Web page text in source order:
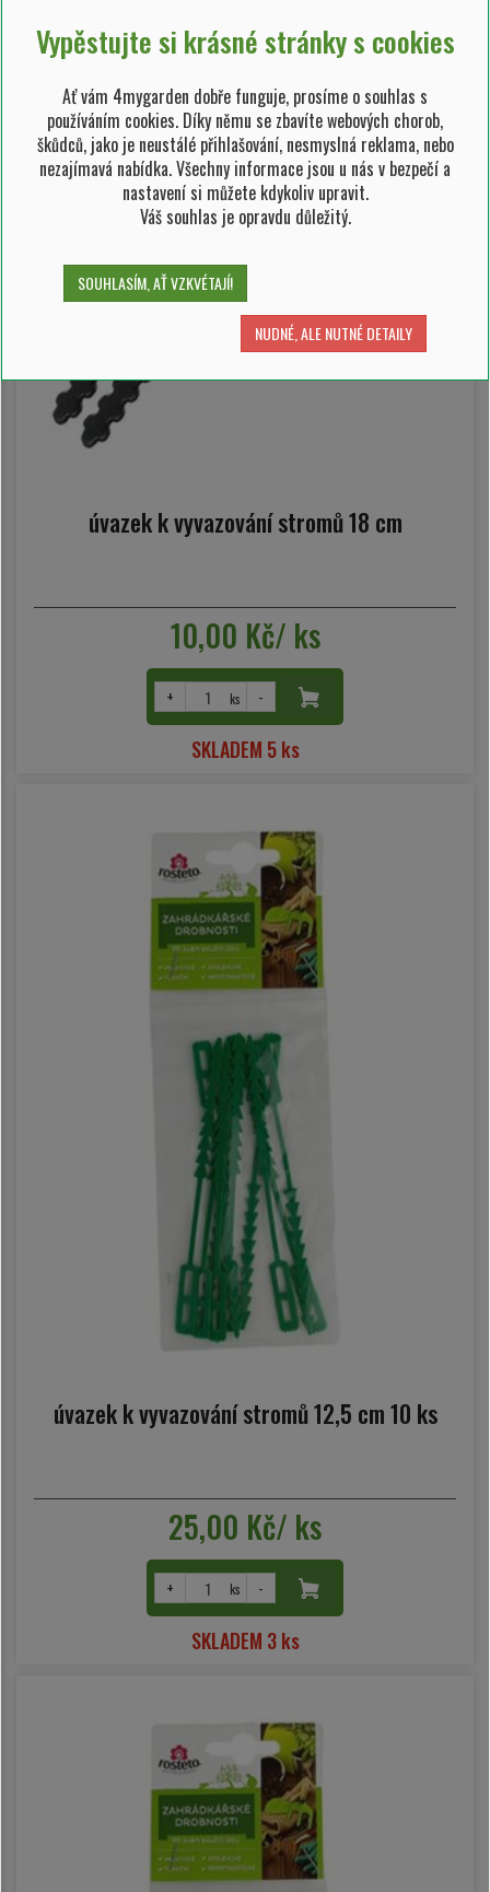
úvazek k vyvazování stromů 18 cm
10,00 Kč/ ks
+ ks -
SKLADEM 5 ks
úvazek k vyvazování stromů 12,5 cm 10 ks
25,00 Kč/ ks
+ ks -
SKLADEM 3 ks
Vypěstujte si krásné stránky s cookies
Ať vám 4mygarden dobře funguje, prosíme o souhlas s
používáním cookies. Díky němu se zbavíte webových chorob,
škůdců, jako je neustálé přihlašování, nesmyslná reklama, nebo
nezajímavá nabídka. Všechny informace jsou u nás v bezpečí a
nastavení si můžete kdykoliv upravit.
Váš souhlas je opravdu důležitý.
SOUHLASÍM, AŤ VZKVÉTAJÍ!
NUDNÉ, ALE NUTNÉ DETAILY